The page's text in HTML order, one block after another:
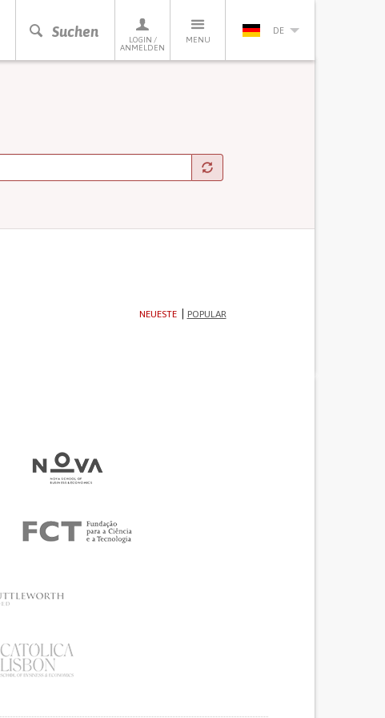
Suchen
LOGIN /
ANMELDEN
MENU
DE
NEUESTE POPULAR